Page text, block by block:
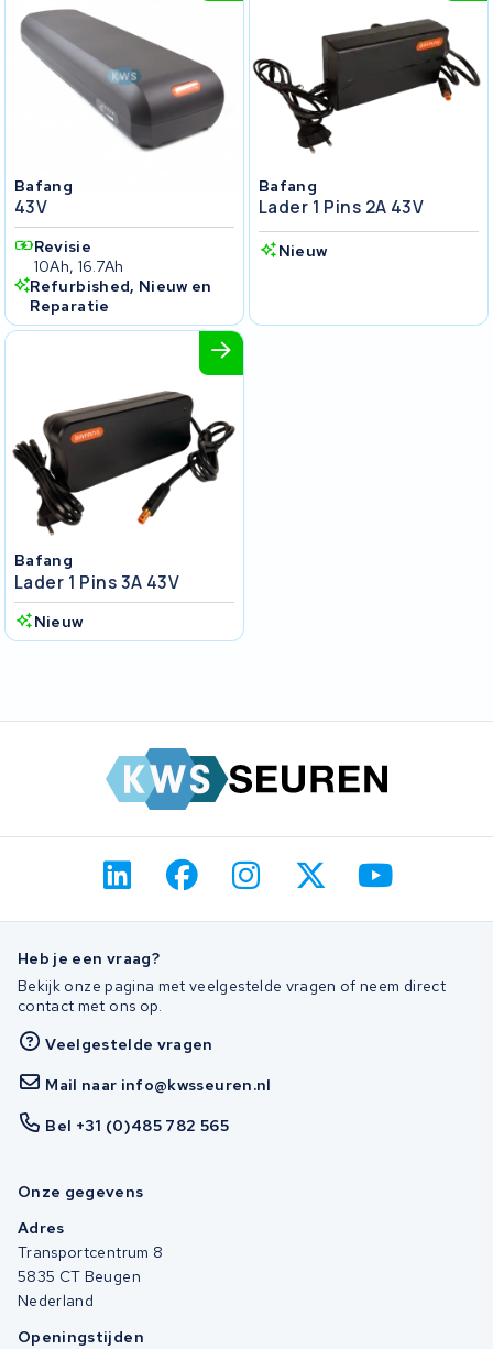
Bafang
43V
Revisie
10Ah, 16.7Ah
Refurbished, Nieuw en
Reparatie
Bafang
Lader 1 Pins 2A 43V
Nieuw
Bafang
Lader 1 Pins 3A 43V
Nieuw
Heb je een vraag?
Bekijk onze pagina met veelgestelde vragen of neem direct
contact met ons op.
Veelgestelde vragen
Mail naar info@kwsseuren.nl
Bel +31 (0)485 782 565
Onze gegevens
Adres
Transportcentrum 8
5835 CT Beugen
Nederland
Openingstijden